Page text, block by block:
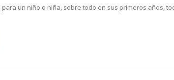
un niño o niña, sobre todo en sus primeros años,